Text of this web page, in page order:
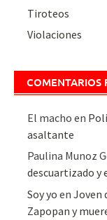
Tiroteos
Violaciones
COMENTARIOS
El macho en
asaltante
Paulina Munoz
descuartizado y
Soy yo enJoven
Zapopan y